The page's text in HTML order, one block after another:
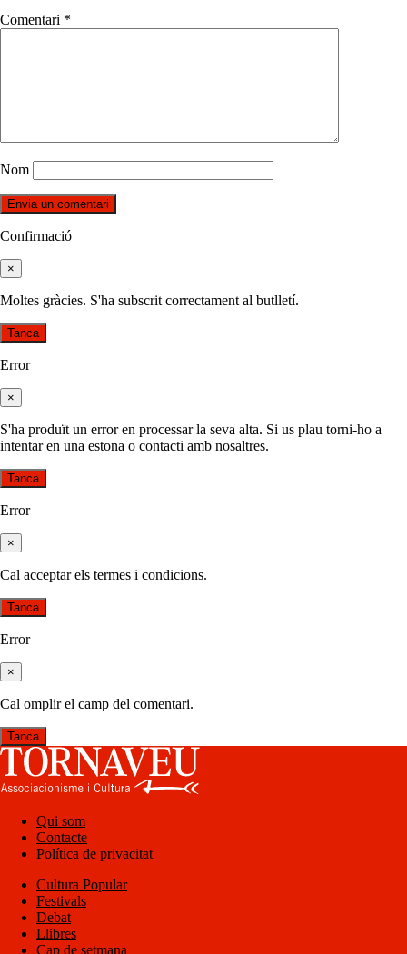
Comentari *
Nom
Confirmació
×
Moltes gràcies. S'ha subscrit correctament al butlletí.
Tanca
Error
×
S'ha produït un error en processar la seva alta. Si us plau torni-ho a
intentar en una estona o contacti amb nosaltres.
Tanca
Error
×
Cal acceptar els termes i condicions.
Tanca
Error
×
Cal omplir el camp del comentari.
Tanca
Qui som
Contacte
Política de privacitat
Cultura Popular
Festivals
Debat
Llibres
Cap de setmana